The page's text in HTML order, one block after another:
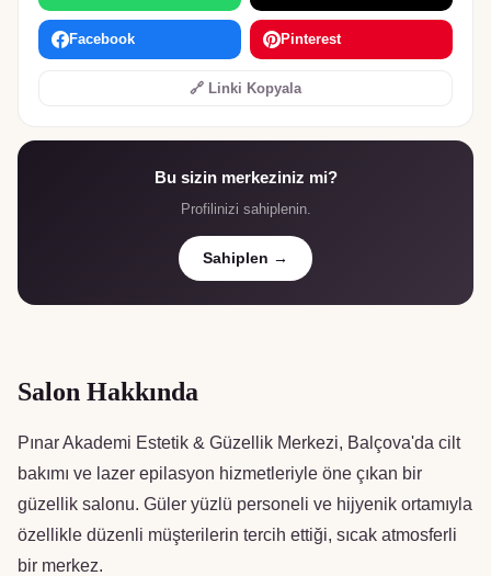
Salon Hakkında
Pınar Akademi Estetik & Güzellik Merkezi, Balçova'da cilt
bakımı ve lazer epilasyon hizmetleriyle öne çıkan bir
güzellik salonu. Güler yüzlü personeli ve hijyenik ortamıyla
özellikle düzenli müşterilerin tercih ettiği, sıcak atmosferli
bir merkez.
Facebook Pinterest
🔗 Linki Kopyala
Bu sizin merkeziniz mi?
Profilinizi sahiplenin.
Sahiplen →